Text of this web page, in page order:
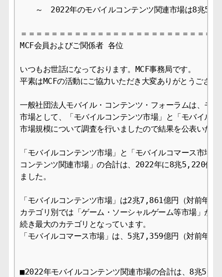
～　2022年のモバイルコンテンツ関連市場は8兆
＝＝＝＝＝＝＝＝＝＝＝＝＝＝＝＝＝＝＝＝＝＝＝＝＝
MCF会員およびご関係者 各位
いつもお世話になっております。MCF事務局です。
平素はMCFの活動にご協力いただき大変ありがとうござい
一般社団法人モバイル・コンテンツ・フォーラムは、モ
市場として、「モバイルコンテンツ市場」と「モバイル
市場規模について調査を行いましたので結果を公表いたし
「モバイルコンテンツ市場」と「モバイルコマース市場
コンテンツ関連市場」の合計は、2022年に8兆5,220億
ました。
「モバイルコンテンツ市場」は2兆7,861億円（対前年比
カテゴリ別では「ゲーム・ソーシャルゲーム等市場」が
続き最大のカテゴリとなっています。
「モバイルコマース市場」は、5兆7,359億円（対前年比
■2022年モバイルコンテンツ関連市場の合計は、8兆